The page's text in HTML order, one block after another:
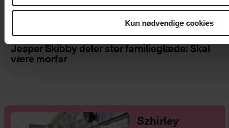
Kun nødvendige cookies
Jesper Skibby deler stor familieglæde: Skal
være morfar
Szhirley